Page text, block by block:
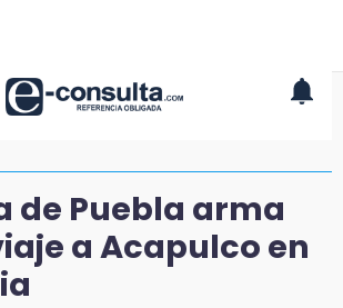
de Puebla arma
a Acapulco en